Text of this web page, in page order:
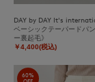
DAY by DAY It's
ベーシックテーパードパ
ー裏起毛》
￥4,400(税込)
60%